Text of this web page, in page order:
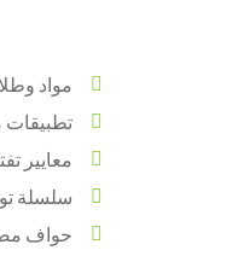
مواد
معايير
سلسلة
حواف